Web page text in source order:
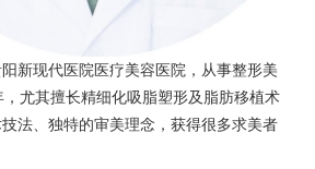
阳新现代医院医疗美容医院，从事整形美
尤其擅长精细化吸脂塑形及脂肪移植术
法、独特的审美理念，获得很多求美者